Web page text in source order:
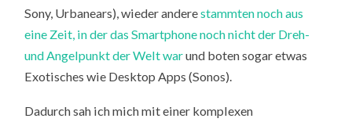
Sony, Urbanears), wieder anderestammten noch aus
eine Zeit, in der das Smartphone noch nicht der Dreh-
und Angelpunkt der Welt warund boten sogar etwas
Exotisches wie Desktop Apps (Sonos).
Dadurch sah ich mich mit einer komplexen